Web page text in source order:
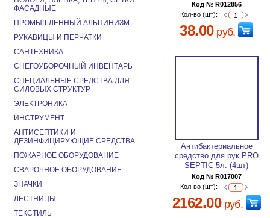
Код № R012856
Кол-во (шт):
38.00руб.
Антибактериальное
средство для рук PRO
SEPTIC 5л. (4шт)
Код № R017007
Кол-во (шт):
2162.00руб.
ФАСАДНЫЕ
ПРОМЫШЛЕННЫЙ АЛЬПИНИЗМ
РУКАВИЦЫ И ПЕРЧАТКИ
САНТЕХНИКА
СНЕГОУБОРОЧНЫЙ ИНВЕНТАРЬ
СПЕЦИАЛЬНЫЕ СРЕДСТВА ДЛЯ
СИЛОВЫХ СТРУКТУР
ЭЛЕКТРОНИКА
ИНСТРУМЕНТ
АНТИСЕПТИКИ И
ДЕЗИНФИЦИРУЮЩИЕ СРЕДСТВА
ПОЖАРНОЕ ОБОРУДОВАНИЕ
СВАРОЧНОЕ ОБОРУДОВАНИЕ
ЗНАЧКИ
ЛЕСТНИЦЫ
ТЕКСТИЛЬ